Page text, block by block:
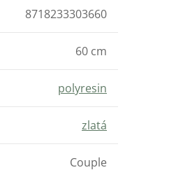
8718233303660
60 cm
polyresin
zlatá
Couple